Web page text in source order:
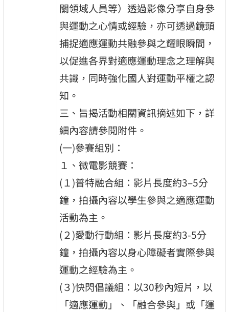
關領域人員等）透過影像分享自身參
與運動之心情或經驗，亦可透過鏡頭
捕捉適應運動共融參與之耀眼瞬間，
以促進各界對適應運動理念之理解與
共識，同時強化國人對運動平權之認
知。
三、旨揭活動相關資訊摘述如下，詳
細內容請參閱附件。
(一)參賽組別：
１、微電影競賽：
(１)普特融合組：影片長度約3–5分
鐘，拍攝內容以學生參與之適應運動
活動為主。
(２)愛動行動組：影片長度約3-5分
鐘，拍攝內容以身心障礙者實際參與
運動之經驗為主。
(３)快閃倡議組：以30秒內短片，以
「適應運動」、「融合參與」或「運